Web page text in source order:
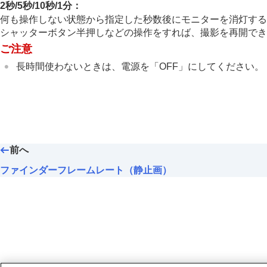
ネットワークの設定
ファインダー/モニターの設定
電力設定
パワーセーブ開始時間
スマートフォンでできること
2秒/5秒/10秒/1分：
何も操作しない状態から指定した秒数後にモニターを消灯する
シャッターボタン半押しなどの操作をすれば、撮影を再開でき
ご注意
長時間使わないときは、電源を「OFF」にしてください。
前へ
ファインダーフレームレート（静止画）